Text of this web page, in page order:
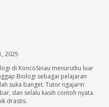
2025
di KoncoSinau menurutku luar
Biologi sebagai pelajaran
suka banget. Tutor ngajarin
dan selalu kasih contoh nyata.
drastis.